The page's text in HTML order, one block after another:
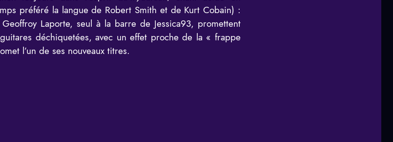
préféré la langue de Robert Smith et de Kurt Cobain) :
Laporte, seul à la barre de Jessica93, promettent
déchiquetées, avec un effet proche de la « frappe
l’un de ses nouveaux titres.